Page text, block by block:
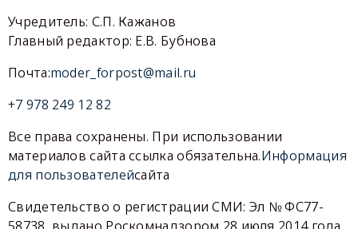
Учредитель: С.П. Кажанов
Главный редактор: Е.В. Бубнова
Почта:moder_forpost@mail.ru
+7 978 249 12 82
Все права сохранены. При использовании
материалов сайта ссылка обязательна.Информация
для пользователейсайта
Свидетельство о регистрации СМИ: Эл № ФС77-